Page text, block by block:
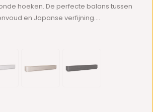
hoeken. De perfecte balans tussen
en Japanse verfijning....